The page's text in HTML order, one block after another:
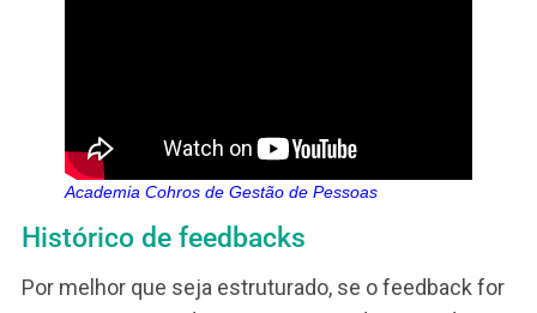
acompanhamento.
próximo da sua equipe. Não apenas quando
se destaca ou quando alguém apresenta uma